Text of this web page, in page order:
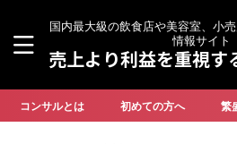
国内最大級の飲食店や美容室、小
情報サイト
売上より利益を重視す
コンサルとは 初めての方へ 繁